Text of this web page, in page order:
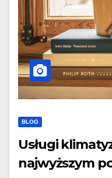
BLOG
Usługi
najwyższym